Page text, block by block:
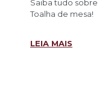
Saiba tudo sobre
Toalha de mesa!
LEIA MAIS